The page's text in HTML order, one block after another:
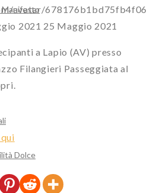
Manifesto
Dolce
avatar/
2021 25 Maggio 2021
a Lapio (AV) presso
Filangieri Passeggiata al